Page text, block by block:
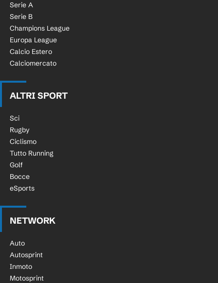
Serie A
Serie B
Champions League
Europa League
Calcio Estero
Calciomercato
ALTRI SPORT
Sci
Rugby
Ciclismo
Tutto Running
Golf
Bocce
eSports
NETWORK
Auto
Autosprint
Inmoto
Motosprint